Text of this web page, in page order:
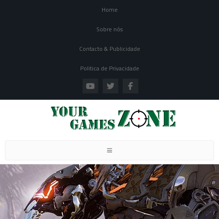
Home
Sobre nós
Contacto & Publicidade
Politica de Privacidade
Toggle navigation